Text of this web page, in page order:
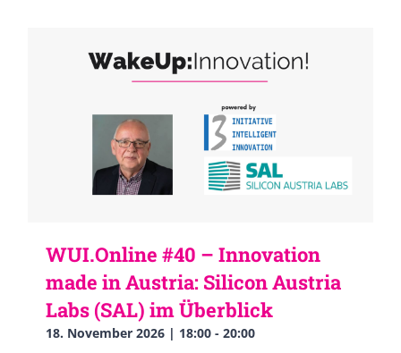
WUI.Online #40 – Innovation
made in Austria: Silicon Austria
Labs (SAL) im Überblick
18. November 2026 | 18:00 - 20:00